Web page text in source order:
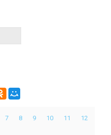
7 8 9 10 11 12